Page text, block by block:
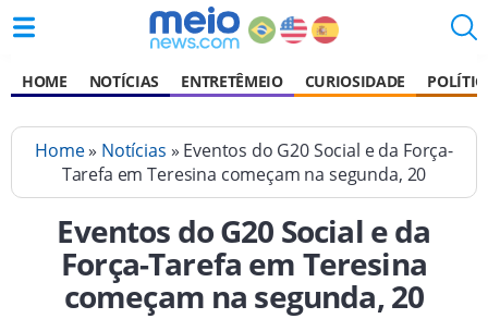
HOME NOTÍCIAS ENTRETÊMEIO CURIOSIDADE
Home» Notícias » Eventos do G20 Social e da Força-
Tarefa em Teresina começam na segunda, 20
Eventos do G20 Social e da
Força-Tarefa em Teresina
começam na segunda, 20